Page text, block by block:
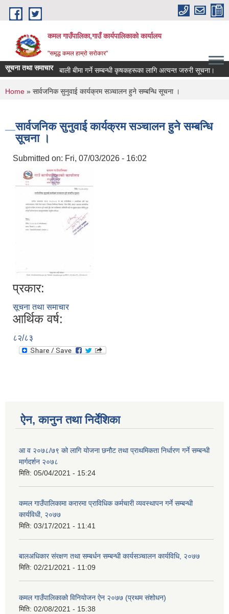
Skip to main content
कमल गाउँपालिका,गाउँ कार्यपालिकाको कार्यालय
"समृद्ध कमल हाम्रो सरोकार"
सूचना तथा समाचार बाली बीमा गर्ने सम्बन्धी कृषकहरूका लागि अत्यन्त जरुरी सूचना।
You are here
Home » सार्वजनिक सुनुवाई कार्यक्रम सञ्चालन हुने सम्बन्धि सूचना ।
सार्वजनिक सुनुवाई कार्यक्रम सञ्चालन हुने सम्बन्धि
सूचना ।
Submitted on: Fri, 07/03/2026 - 16:02
प्रकार:
सूचना तथा समाचार
आर्थिक वर्ष:
८२/८३
ऐन, कानुन तथा निर्देशिका
आ व २०७८/७९ को लागि योजना छनौट तथा प्राथमिकता निर्धारण गर्ने सम्बन्धी
मार्गदर्शन २०७८
मिति: 05/04/2021 - 15:24
कमल गाउँपालिकामा करारमा प्राविधिक कर्मचारी व्यवस्थापन गर्ने सम्बन्धी
कार्यविधी, २०७७
मिति: 03/17/2021 - 11:41
बालअधिकार संरक्षण तथा सम्बर्धन सम्बन्धी कार्यसञ्चालन कार्यविधि, २०७७
मिति: 02/21/2021 - 11:09
कमल गाउँपालिकाको विनियोजन ऐन २०७७ (प्रथम संशोधन)
मिति: 02/08/2021 - 15:38